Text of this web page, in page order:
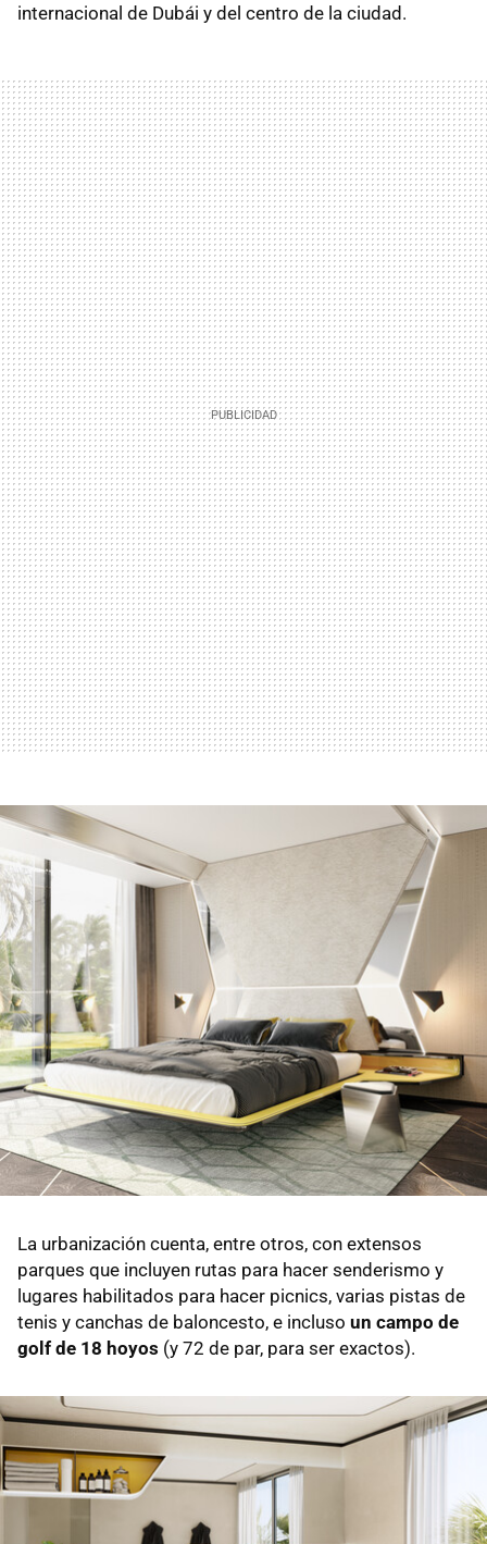
internacional de Dubái y del centro de la ciudad.
La urbanización cuenta, entre otros, con extensos
parques que incluyen rutas para hacer senderismo y
lugares habilitados para hacer picnics, varias pistas de
tenis y canchas de baloncesto, e incluso un campo de
golf de 18 hoyos (y 72 de par, para ser exactos).